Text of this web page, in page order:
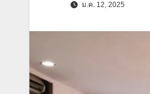
ม.ค. 12, 2025